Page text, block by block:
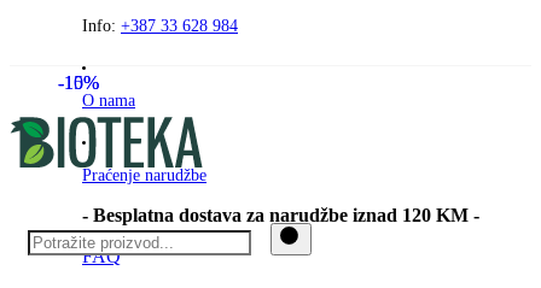
PreskočiteInfo: +387 33 628 984
O nama
Praćenje narudžbe
- Besplatna dostava za narudžbe iznad 120 KM -
FAQ
-10%
-15%